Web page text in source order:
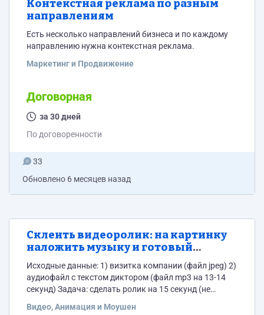
Контекстная реклама по разным
направлениям
Есть несколько направлений бизнеса и по каждому
направлению нужна контекстная реклама.
Маркетинг и Продвижение
Договорная
за 30 дней
По договоренности
33
Обновлено 6 месяцев назад
Склеить видеоролик: на картинку
наложить музыку и готовый
аудиотекст
Исходные данные: 1) визитка компании (файл jpeg) 2)
аудиофайл с текстом диктором (файл mp3 на 13-14
секунд) Задача: сделать ролик на 15 секунд (не
единоборствам. Описание: на экране 15 секунд
Видео, Анимация и Моушен